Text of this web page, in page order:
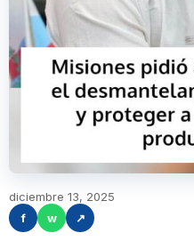
diciembre 13, 2025
f
w ↗